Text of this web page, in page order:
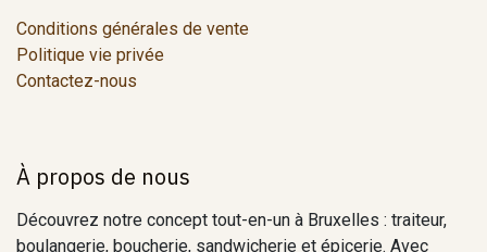
Conditions générales de vente
Politique vie privée
Contactez-nous
À propos de nous
Découvrez notre concept tout-en-un à Bruxelles : traiteur,
boulangerie, boucherie, sandwicherie et épicerie. Avec